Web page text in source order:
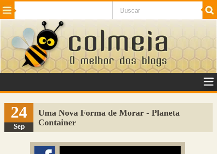
Beleza Cinema e TV
Internet Jogos NotÃ­cias SaÃºde
VeÃ­culos Adulto
Sugerir Link
Adicionar Blog
Colmeia Exchange
24
Sep
Uma Nova Forma de Morar - Planeta
Container